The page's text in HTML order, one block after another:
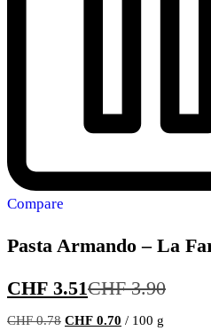
Compare
Pasta Armando – La
CHF 3.51CHF3.90
CHF0.78 CHF 0.70 / 100 g